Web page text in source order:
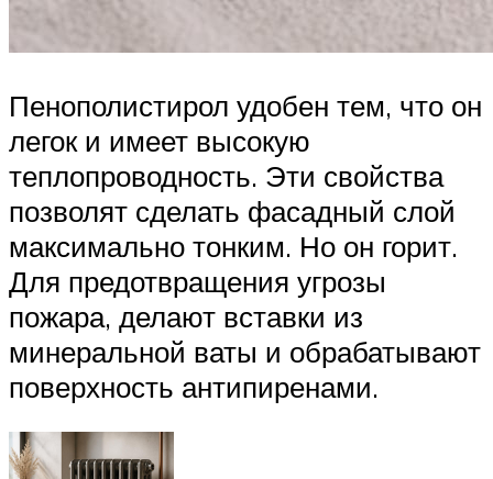
Пенополистирол удобен тем, что он
легок и имеет высокую
теплопроводность. Эти свойства
позволят сделать фасадный слой
максимально тонким. Но он горит.
Для предотвращения угрозы
пожара, делают вставки из
минеральной ваты и обрабатывают
поверхность антипиренами.